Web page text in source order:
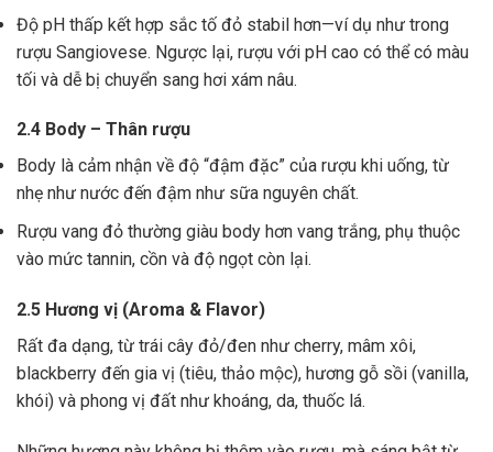
Độ pH thấp kết hợp sắc tố đỏ stabil hơn—ví dụ như trong
rượu Sangiovese. Ngược lại, rượu với pH cao có thể có màu
tối và dễ bị chuyển sang hơi xám nâu.
2.4 Body – Thân rượu
Body là cảm nhận về độ “đậm đặc” của rượu khi uống, từ
nhẹ như nước đến đậm như sữa nguyên chất.
Rượu vang đỏ thường giàu body hơn vang trắng, phụ thuộc
vào mức tannin, cồn và độ ngọt còn lại.
2.5 Hương vị (Aroma & Flavor)
Rất đa dạng, từ trái cây đỏ/đen như cherry, mâm xôi,
blackberry đến gia vị (tiêu, thảo mộc), hương gỗ sồi (vanilla,
khói) và phong vị đất như khoáng, da, thuốc lá.